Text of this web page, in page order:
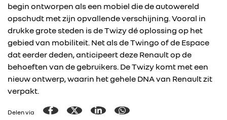
begin ontworpen als een mobiel die de autowereld
opschudt met zijn opvallende verschijning. Vooral in
drukke grote steden is de Twizy dé oplossing op het
gebied van mobiliteit. Net als de Twingo of de Espace
dat eerder deden, anticipeert deze Renault op de
behoeften van de gebruikers. De Twizy komt met een
nieuw ontwerp, waarin het gehele DNA van Renault zit
verpakt.
Delen via